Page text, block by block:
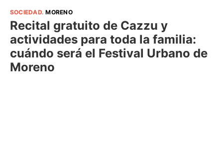
SOCIEDAD.MORENO
Recital gratuito de Cazzu y
actividades para toda la familia:
cuándo será el Festival Urbano de
Moreno